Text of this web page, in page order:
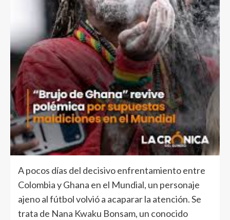
A pocos días del decisivo enfrentamiento entre
Colombia y Ghana en el Mundial, un personaje
ajeno al fútbol volvió a acaparar la atención. Se
trata de Nana Kwaku Bonsam, un conocido